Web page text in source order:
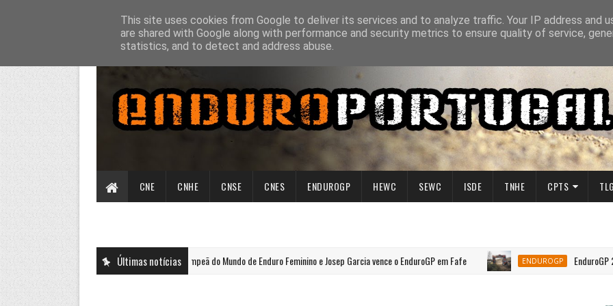
CNE CNHE CNSE CNES ENDUROGP HEWC SEWC ISDE TNHE CPTS TLG
Últimas notícias
ENDUROGP Rachel Gutish Campeã do Mundo de Enduro Feminino e Josep Garcia vence o EnduroGP em Fafe ENDUROGP EnduroGP 2026 |
This site uses cookies from Google to deliver its services and to analyze traffic. Your IP address and
are shared with Google along with performance and security metrics to ensure quality of service,
statistics, and to detect and address abuse.